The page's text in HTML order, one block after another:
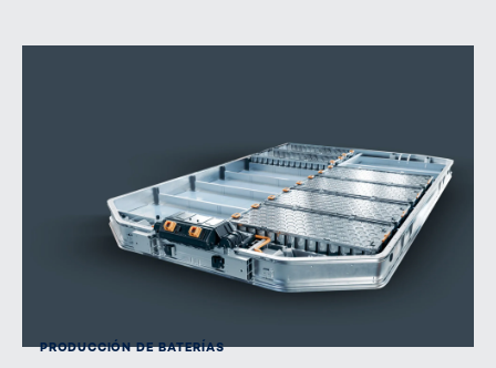
PRODUCCIÓN DE BATERÍAS